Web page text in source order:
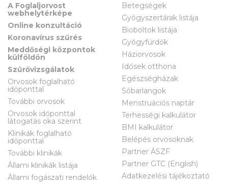
A Foglaljorvost
webhelytérképe
Online konzultáció
Koronavírus szűrés
Meddőségi központok
külföldön
Szűrővizsgálatok
Orvosok foglalható
időponttal
További orvosok
Orvosok időponttal
látogatás oka szerint
Klinikák foglalható
időponttal
További klinikák
Állami klinikák listája
Állami fogászati rendelők
Betegségek
Gyógyszertárak listája
Bioboltok listája
Gyógyfürdők
Háziorvosok
Idősek otthona
Egészségházak
Sóbarlangok
Menstruációs naptár
Terhességi kalkulátor
BMI kalkulátor
Belépés orvosoknak
Partner ÁSZF
Partner GTC (English)
Adatkezelési tájékoztató